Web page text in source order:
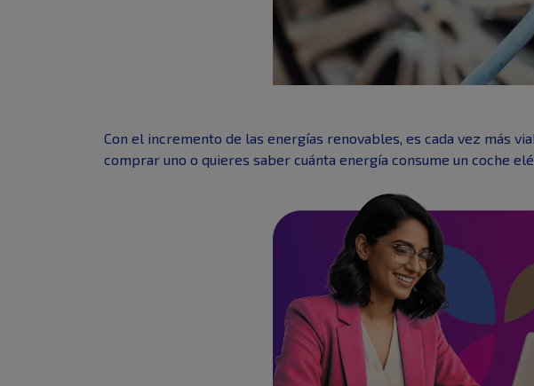
Con el incremento de las energías renovables, es cada vez más
comprar uno o quieres saber cuánta energía consume un coche